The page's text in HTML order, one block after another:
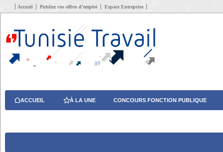
Accueil Publiez vos offres d’emploi Espace Entreprise
ACCUEIL À LA UNE CONCOURS FONCTION PUBLIQUE